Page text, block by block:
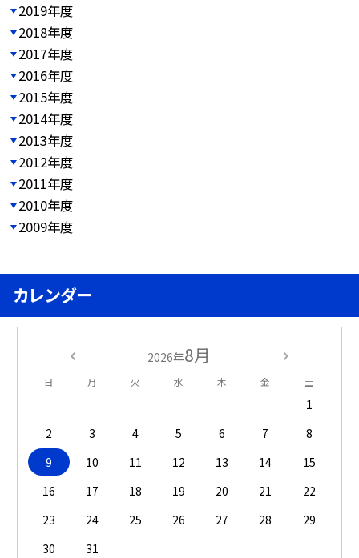
2019年度
2018年度
2017年度
2016年度
2015年度
2014年度
2013年度
2012年度
2011年度
2010年度
2009年度
カレンダー
2026年8月
日 月 火 水 木 金 土
1
2
3 4 5 6 7
8
9
10 11 12 13 14
15
16
17 18 19 20 21
22
23
24 25 26 27 28
29
30
31